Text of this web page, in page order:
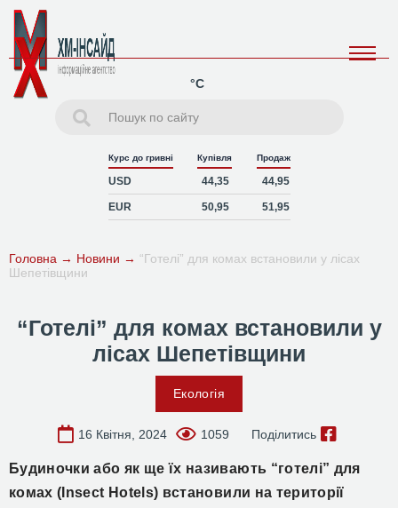
°C
Курс до гривні Купівля Продаж
USD 44,35 44,95
EUR 50,95 51,95
Головна → Новини → “Готелі” для комах встановили у лісах
Шепетівщини
“Готелі” для комах встановили у
лісах Шепетівщини
Екологія
16 Квітня, 2024 1059 Поділитись
Будиночки або як ще їх називають “готелі” для
комах (Insect Hotels) встановили на території